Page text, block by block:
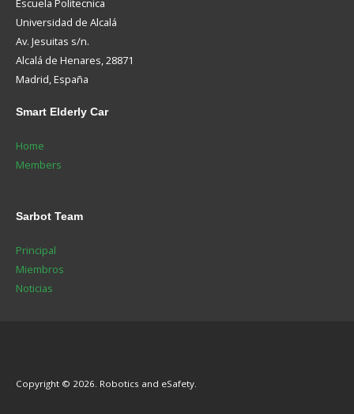
Escuela Politecnica
Universidad de Alcalá
Av. Jesuitas s/n.
Alcalá de Henares, 28871
Madrid, España
Smart Elderly Car
Home
Members
Sarbot Team
Principal
Miembros
Noticias
Copyright © 2026. Robotics and eSafety.